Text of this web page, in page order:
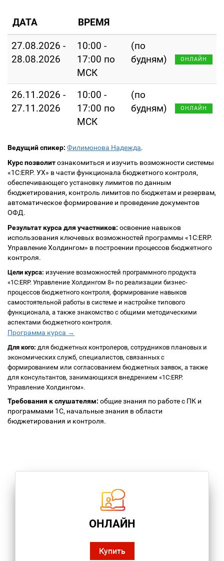
ДАТА ВРЕМЯ
27.08.2026 -
28.08.2026
10:00 -
17:00 по
МСК
(по
будням)
ОНЛАЙН
26.11.2026 -
27.11.2026
10:00 -
17:00 по
МСК
(по
будням)
ОНЛАЙН
Ведущий спикер: Филимонова Надежда.
Курс позволитознакомиться и изучить возможности системы
«1С:ERP. УХ» в части функционала бюджетного контроля,
обеспечивающего установку лимитов по данным
бюджетирования, контроль лимитов по бюджетам и резервам,
автоматическое формирование и проведение документов
ОФД.
Результат курса для участников: освоение навыков
использования ключевых возможностей программы «1С:ERP.
Управление Холдингом» в построении процессов бюджетного
контроля.
Цели курса: изучение возможностей программного продукта
«1С:ERP. Управление Холдингом 8» по реализации бизнес-
процессов бюджетного контроля, формирование навыков
самостоятельной работы в системе и настройке типового
функционала, а также знакомство с общими методическими
аспектами бюджетного контроля.
Программа курса →
Для кого: для бюджетных контролеров, сотрудников плановых и
экономических служб, специалистов, связанных с
формированием или согласованием бюджетных заявок, а также
для консультантов, занимающихся внедрением «1С:ERP.
Управление Холдингом».
Требования к слушателям: общие знания по работе с ПК и
программами 1С, начальные знания в области
бюджетирования и контроля.
ОНЛАЙН
Купить